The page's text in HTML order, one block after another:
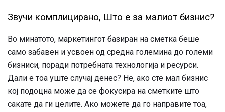
Звучи комплицирано, Што е за малиот бизнис?
Во минатото, маркетингот базиран на сметка беше
само забавен и усвоен од средна големина до големи
бизниси, поради потребната технологија и ресурси.
Дали е тоа уште случај денес? Не, ако сте мал бизнис
кој подоцна може да се фокусира на сметките што
сакате да ги целите. Ако можете да го направите тоа,